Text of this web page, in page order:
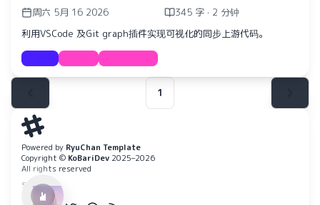
周六 5月 16 2026
345 字 · 2 分钟
利用VSCode 及Git graph插件实现可视化的同步上游代码。
1
Powered by RyuChan Template
Copyright © KoBariDev 2025–2026
All rights reserved
SOCIAL